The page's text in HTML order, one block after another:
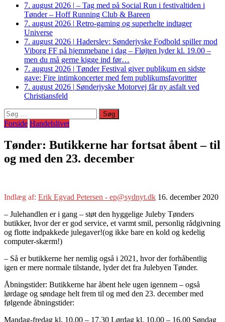
7. august 2026 | – Tag med på Social Run i festivaltiden i
Tønder – Hoff Running Club & Bareen
7. august 2026 | Retro-gaming og superhelte indtager
Universe
7. august 2026 | Haderslev: Sønderjyske Fodbold spiller mod
Viborg FF på hjemmebane i dag – Fløjten lyder kl. 19.00 –
men du må gerne kigge ind før…
7. august 2026 | Tønder Festival giver publikum en sidste
gave: Fire intimkoncerter med fem publikumsfavoritter
7. august 2026 | Sønderjyske Motorvej får ny asfalt ved
Christiansfeld
Søg
efter:
Forside Handelslivet
Tønder: Butikkerne har fortsat åbent – til
og med den 23. december
Indlæg af: Erik Egvad Petersen - ep@sydnyt.dk 16. december 2020
– Julehandlen er i gang – støt den hyggelige Juleby Tønders
butikker, hvor der er god service, et varmt smil, personlig rådgivning
og flotte indpakkede julegaver!(og ikke bare en kold og kedelig
computer-skærm!)
– Så er butikkerne her nemlig også i 2021, hvor der forhåbentlig
igen er mere normale tilstande, lyder det fra Julebyen Tønder.
Åbningstider: Butikkerne har åbent hele ugen igennem – også
lørdage og søndage helt frem til og med den 23. december med
følgende åbningstider:
Mandag-fredag kl. 10.00 – 17.30 Lørdag kl. 10.00 – 16.00 Søndag